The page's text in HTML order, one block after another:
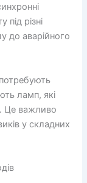
різні
до аварійного
ламп, які
Це важливо
у складних